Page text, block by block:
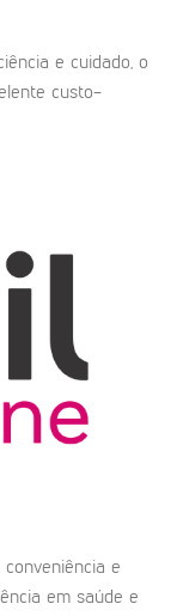
e cuidado, o
custo-
e
em saúde e